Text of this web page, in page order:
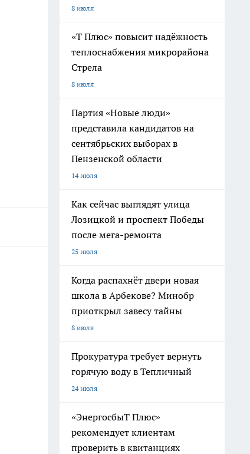
8 июля
«Т Плюс» повысит надёжность
теплоснабжения микрорайона
Стрела
8 июля
Партия «Новые люди»
представила кандидатов на
сентябрьских выборах в
Пензенской области
14 июля
Как сейчас выглядят улица
Лозицкой и проспект Победы
после мега-ремонта
25 июля
Когда распахнёт двери новая
школа в Арбекове? Минобр
приоткрыл завесу тайны
8 июля
Прокуратура требует вернуть
горячую воду в Тепличный
24 июля
«ЭнергосбыТ Плюс»
рекомендует клиентам
проверить в квитанциях